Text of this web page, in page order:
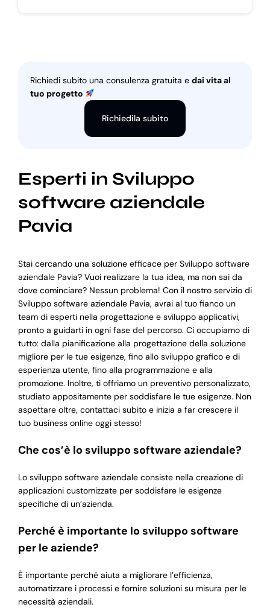
Richiedi subito una consulenza gratuita e dai vita al
tuo progetto
Richiedila subito
Esperti in Sviluppo
software aziendale
Pavia
Stai cercando una soluzione efficace per Sviluppo software
aziendale Pavia? Vuoi realizzare la tua idea, ma non sai da
dove cominciare? Nessun problema! Con il nostro servizio di
Sviluppo software aziendale Pavia, avrai al tuo fianco un
team di esperti nella progettazione e sviluppo applicativi,
pronto a guidarti in ogni fase del percorso. Ci occupiamo di
tutto: dalla pianificazione alla progettazione della soluzione
migliore per le tue esigenze, fino allo sviluppo grafico e di
esperienza utente, fino alla programmazione e alla
promozione. Inoltre, ti offriamo un preventivo personalizzato,
studiato appositamente per soddisfare le tue esigenze. Non
aspettare oltre, contattaci subito e inizia a far crescere il
tuo business online oggi stesso!
Che cos’è lo sviluppo software aziendale?
Lo sviluppo software aziendale consiste nella creazione di
applicazioni customizzate per soddisfare le esigenze
specifiche di un’azienda.
Perché è importante lo sviluppo software
per le aziende?
È importante perché aiuta a migliorare l’efficienza,
automatizzare i processi e fornire soluzioni su misura per le
necessità aziendali.